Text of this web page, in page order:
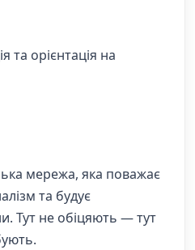
та орієнтація на
мережа, яка поважає
та будує
Тут не обіцяють — тут